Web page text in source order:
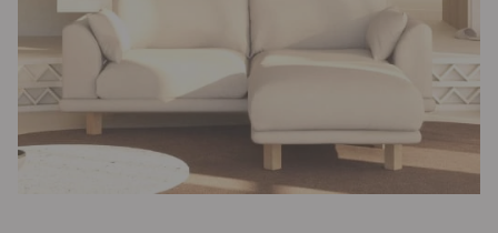
Protège
matelas
imperméable
Protège
matelas
molleton
Protège
Linges
de